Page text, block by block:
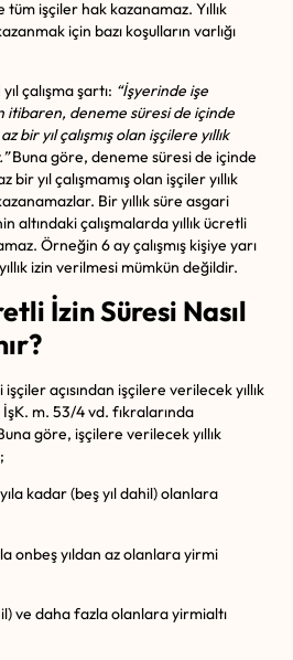
tüm işçiler hak kazanamaz. Yıllık
için bazı koşulların varlığı
çalışma şartı: “İşyerinde işe
itibaren, deneme süresi de içinde
bir yıl çalışmış olan işçilere yıllık
Buna göre, deneme süresi de içinde
bir yıl çalışmamış olan işçiler yıllık
Bir yıllık süre asgari
altındaki çalışmalarda yıllık ücretli
Örneğin 6 ay çalışmış kişiye yarı
izin verilmesi mümkün değildir.
İzin Süresi Nasıl
işçiler açısından işçilere verilecek yıllık
m. 53/4 vd. fıkralarında
göre, işçilere verilecek yıllık
kadar (beş yıl dahil) olanlara
onbeş yıldan az olanlara yirmi
ve daha fazla olanlara yirmialtı